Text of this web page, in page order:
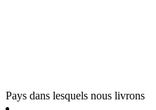
Pays dans lesquels nous livrons